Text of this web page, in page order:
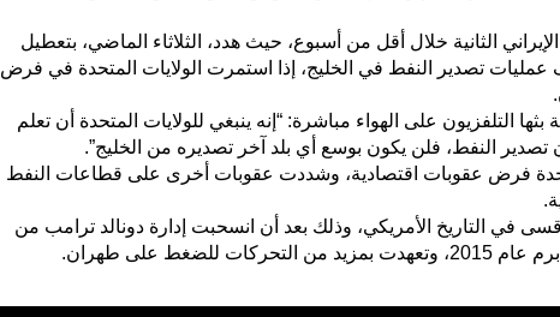
الثانية خلال أقل من أسبوع، حيث هدد، الثلاثاء الماضي، بتعطيل
عمليات تصدير النفط في الخليج، إذا استمرت الولايات المتحدة في فرض
التلفزيون على الهواء مباشرة: “إنه ينبغي للولايات المتحدة أن تعلم
تصدير النفط، فلن يكون بوسع أي بلد آخر تصديره من الخليج”.
فرض عقوبات اقتصادية، وشددت عقوبات أخرى على قطاعات النفط
في التاريخ الأمريكي، وذلك بعد أن انسحبت إدارة دونالد ترامب من
للضغط على طهران.